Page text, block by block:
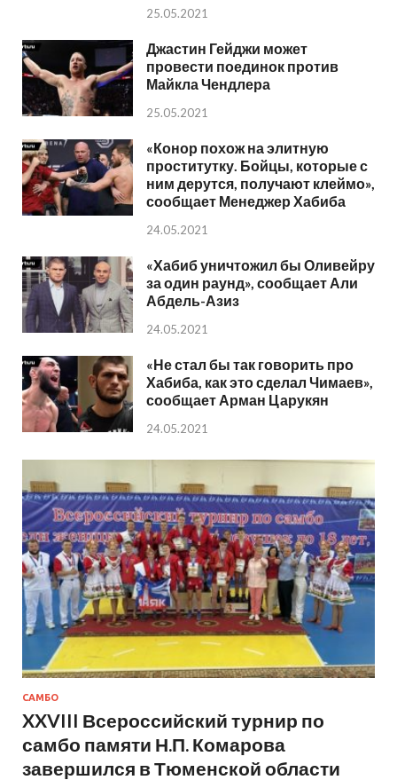
25.05.2021
Джастин Гейджи может
провести поединок против
Майкла Чендлера
25.05.2021
«Конор похож на элитную
проститутку. Бойцы, которые с
ним дерутся, получают клеймо»,
сообщает Менеджер Хабиба
24.05.2021
«Хабиб уничтожил бы Оливейру
за один раунд», сообщает Али
Абдель-Азиз
24.05.2021
«Не стал бы так говорить про
Хабиба, как это сделал Чимаев»,
сообщает Арман Царукян
24.05.2021
САМБО
XXVIII Всероссийский турнир по
самбо памяти Н.П. Комарова
завершился в Тюменской области